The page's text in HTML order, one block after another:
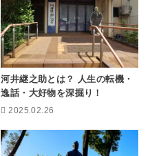
河井継之助とは？ 人生の転機・
逸話・大好物を深掘り！
2025.02.26